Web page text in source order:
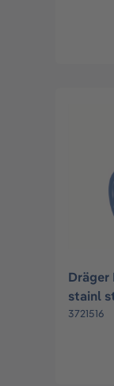
Dräger
stainl
3721516